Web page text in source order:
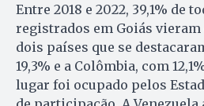
Entre 2018 e 2022, 39,1% de
registrados em Goiás vieram
dois países que se
19,3% e a Colômbia, com
lugar foi ocupado pelos